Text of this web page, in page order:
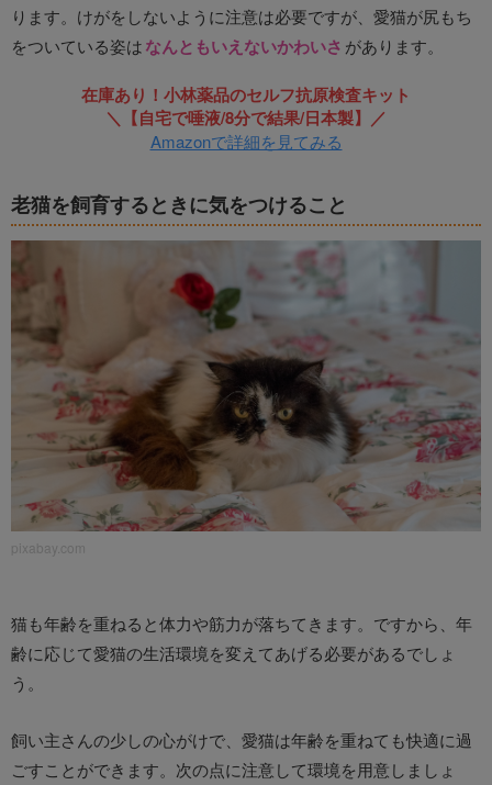
ります。けがをしないように注意は必要ですが、愛猫が尻もち
をついている姿はなんともいえないかわいさ があります。
在庫あり！小林薬品のセルフ抗原検査キット
＼【自宅で唾液/8分で結果/日本製】／
Amazonで詳細を見てみる
老猫を飼育するときに気をつけること
pixabay.com
猫も年齢を重ねると体力や筋力が落ちてきます。ですから、年
齢に応じて愛猫の生活環境を変えてあげる必要があるでしょ
う。
飼い主さんの少しの心がけで、愛猫は年齢を重ねても快適に過
ごすことができます。次の点に注意して環境を用意しましょ